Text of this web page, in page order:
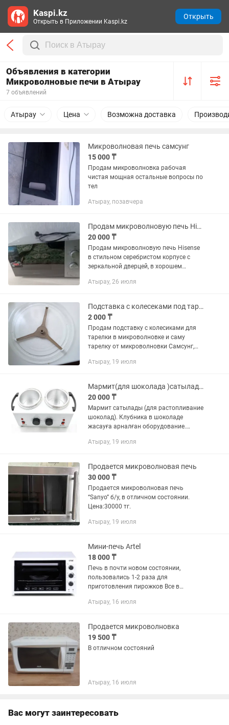
Объявления в категории
Микроволновые печи в Атырау
7 объявлений
Атырау Цена Возможна доставка
Микроволновая печь самсунг
15 000 ₸
Продам микроволновка рабочая
чистая мощная остальные вопросы по
тел
Атырау, позавчера
Продам микроволновую печь Hisense
20 000 ₸
Продам микроволновую печь Hisense
в стильном серебристом корпусе с
зеркальной дверцей, в хорошем
работает без нареканий. Удобное
Атырау, 26 июля
Подставка с колесеками под тарелку в микроволновке
2 000 ₸
Продам подставку с колесиками для
тарелки в микроволновке и саму
тарелку от микроволновки Самсунг,
остановка, есть .
Атырау, 19 июля
Мармит(для шоколада )сатылады. Срочно
20 000 ₸
Мармит сатылады (для растопливание
шоколад). Клубника в шоколаде
жасауға арналған оборудование.
бар
Атырау, 19 июля
Продается микроволновая печь
30 000 ₸
Продается микроволновая печь
“Sanyo” б/у, в отличном состоянии.
Цена:30000 тг.
Атырау, 19 июля
Мини-печь Artel
18 000 ₸
Печь в почти новом состоянии,
пользовались 1-2 раза для
приготовления пирожков Все в
коробки Все работает, все включается,
ПО НОМЕРУ...
Атырау, 16 июля
Продается микроволновка
19 500 ₸
В отличном состояний
Атырау, 16 июля
Вас могут заинтересовать
Kaspi.kz
Открыть в Приложении Kaspi.kz
Открыть